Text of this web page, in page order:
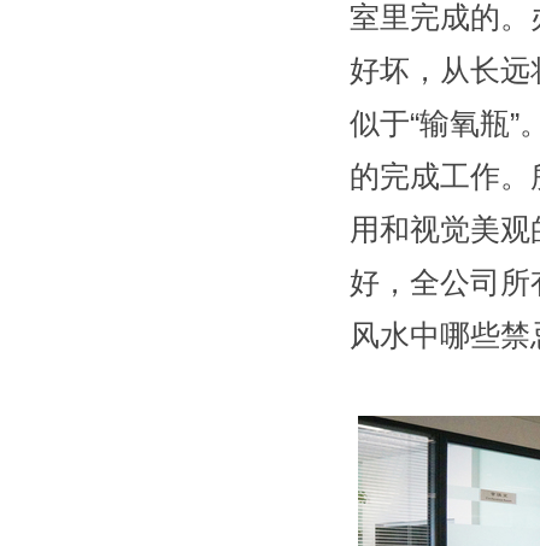
室里完成的
好坏，从长
似于“输氧瓶
的完成工作。
用和视觉美
好，全公司
风水中哪些